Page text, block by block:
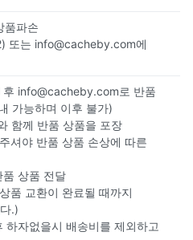
품파손
또는 info@cacheby.com에
후 info@cacheby.com로 반품
가능하며 이후 불가)
함께 반품 상품을 포장
셔야 반품 상품 손상에 따른
상품 전달
품 교환이 완료될 때까지
.)
하자없을시 배송비를 제외하고